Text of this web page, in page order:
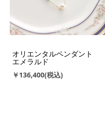
オリエンタルペンダント
エメラルド
￥136,400